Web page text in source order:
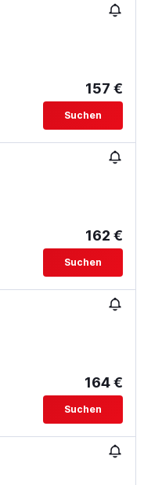
157 €
Suchen
162 €
Suchen
164 €
Suchen